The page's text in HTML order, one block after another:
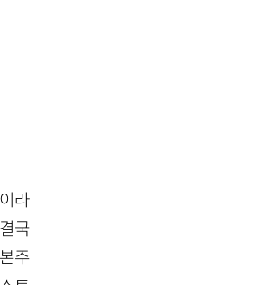
라
국
주